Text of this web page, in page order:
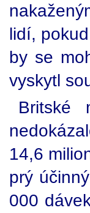
lidí,
by se
vyskytl
Britské
14,6
prý
000